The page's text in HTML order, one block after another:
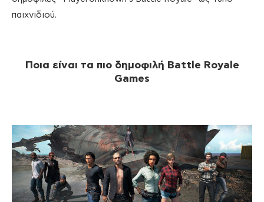
παιχνιδιού.
Ποια είναι τα πιο δημοφιλή Battle Royale
Games